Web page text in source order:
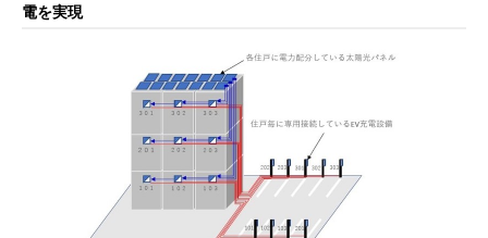
電を実現